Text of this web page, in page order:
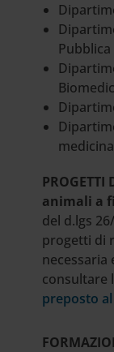
Pubblica
animali a
del d.lgs
progetti di
necessaria
consultare
preposto